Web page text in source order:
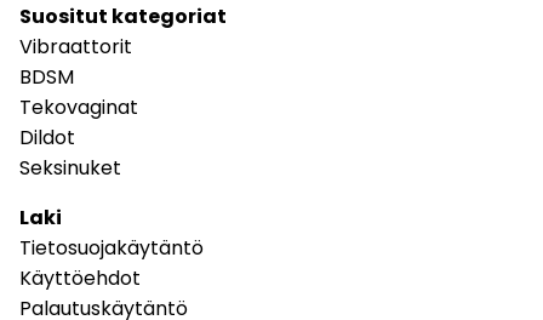
Suositut kategoriat
Vibraattorit
BDSM
Tekovaginat
Dildot
Seksinuket
Laki
Tietosuojakäytäntö
Käyttöehdot
Palautuskäytäntö